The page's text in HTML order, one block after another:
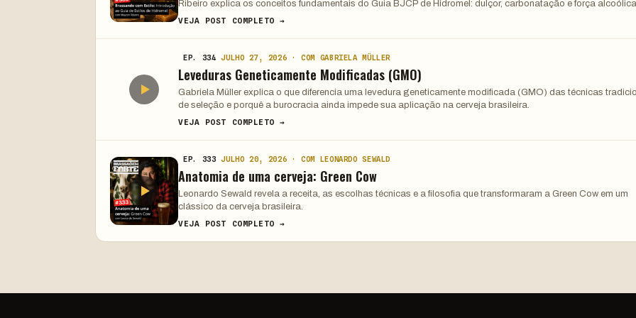
Ribeiro explica os conceitos fundamentais do Guia BJCP de Hidromel: dulçor, carbonatação e força
VEJA POST COMPLETO →
EP. 334 JULHO 27, 2026 · COM GABRIELA MÜLLER
Leveduras Geneticamente Modificadas (GMO)
Gabriela Müller explica o que diferencia uma levedura geneticamente modificada (GMO) das técnicas
de seleção e porquê a burocracia ainda impede sua aplicação na cerveja brasileira.
VEJA POST COMPLETO →
EP. 333 JULHO 20, 2026 · COM LEONARDO SEWALD
Anatomia de uma cerveja: Green Cow
Leonardo Sewald revela a receita, as escolhas técnicas e a filosofia que transformaram a Green Cow em um
clássico da cerveja brasileira.
VEJA POST COMPLETO →